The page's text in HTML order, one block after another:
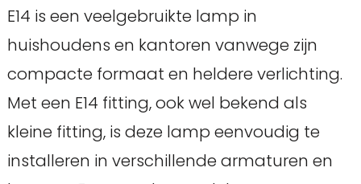
E14 is een veelgebruikte lamp in
huishoudens en kantoren vanwege zijn
compacte formaat en heldere verlichting.
Met een E14 fitting, ook wel bekend als
kleine fitting, is deze lamp eenvoudig te
installeren in verschillende armaturen en